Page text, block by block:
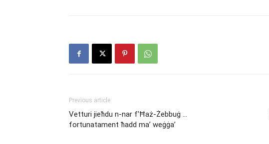
Previous article
Vetturi jieħdu n-nar f’Ħaż-Żebbuġ …
fortunatament ħadd ma’ weġġa’